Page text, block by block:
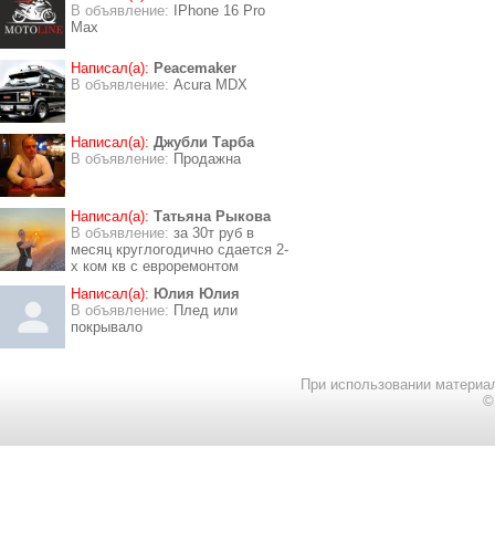
В объявление:
IPhone 16 Pro
Max
Написал(а): Peacemaker
В объявление: Acura MDX
Написал(а): Джубли Тарба
В объявление: Продажна
Написал(а): Татьяна Рыкова
В объявление: за 30т руб в
месяц круглогодично сдается 2-
х ком кв с евроремонтом
Написал(а): Юлия Юлия
В объявление: Плед или
покрывало
При использовании